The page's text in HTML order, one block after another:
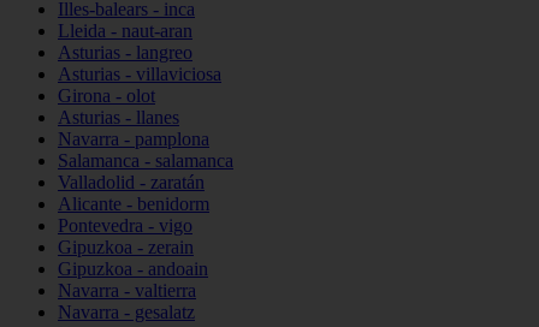
Illes-balears - inca
Lleida - naut-aran
Asturias - langreo
Asturias - villaviciosa
Girona - olot
Asturias - llanes
Navarra - pamplona
Salamanca - salamanca
Valladolid - zaratán
Alicante - benidorm
Pontevedra - vigo
Gipuzkoa - zerain
Gipuzkoa - andoain
Navarra - valtierra
Navarra - gesalatz